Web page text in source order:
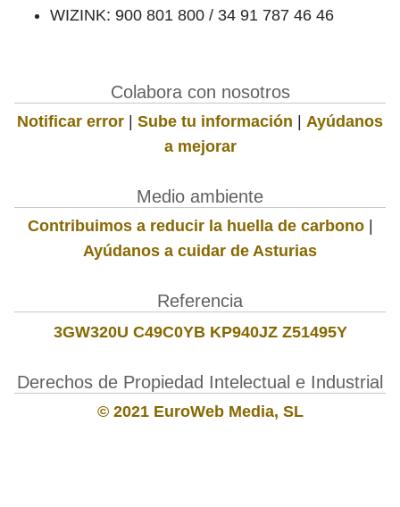
WIZINK: 900 801 800 / 34 91 787 46 46
Colabora con nosotros
Notificar error | Sube tu información | Ayúdanos
a mejorar
Medio ambiente
Contribuimos a reducir la huella de carbono|
Ayúdanos a cuidar de Asturias
Referencia
3GW320U C49C0YB KP940JZ Z51495Y
Derechos de Propiedad Intelectual e Industrial
© 2021 EuroWeb Media, SL